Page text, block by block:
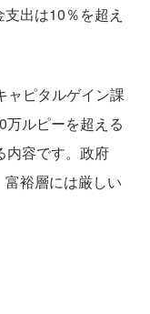
出は10％を超え
ャピタルゲイン課
ルピーを超える
内容です。政府
裕層には厳しい